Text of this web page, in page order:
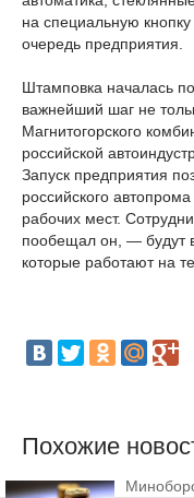
на специальную
очередь предприятия.
Штамповка началась
важнейший шаг не
Магнитогорского
российской
Запуск предприятия
российского
рабочих мест.
пообещал он, — будут
которые работают на
Похожие